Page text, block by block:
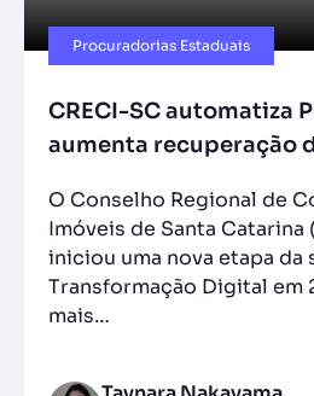
Procuradorias Estaduais
CRECI-SC automatiza
aumenta recuperação
O Conselho Regional de
Imóveis de Santa Catarina
iniciou uma nova etapa da
Transformação Digital em
mais…